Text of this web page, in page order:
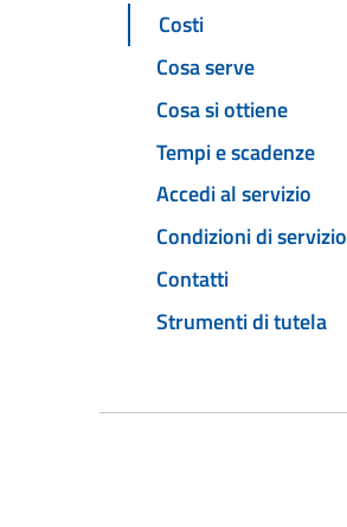
Costi
Cosa serve
Cosa si ottiene
Tempi e scadenze
Accedi al servizio
Condizioni di servizio
Contatti
Strumenti di tutela